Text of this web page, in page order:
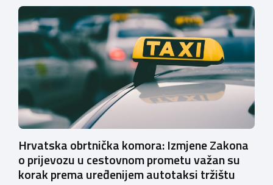
održati 12. rujna u Kongresnom centru na Zagrebačkom
velesajmu. Susret će i ove godine okupiti groomere,
stručnjake i zaljubljenike u njegu pasa iz cijele Hrvatske,
Hrvatska obrtnička komora: Izmjene Zakona
o prijevozu u cestovnom prometu važan su
korak prema uređenijem autotaksi tržištu